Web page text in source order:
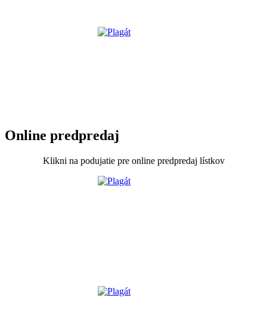
Online predpredaj
Klikni na podujatie pre online predpredaj lístkov